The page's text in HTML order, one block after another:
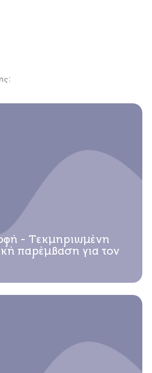
- Τεκμηριωμένη
παρέμβαση για τον